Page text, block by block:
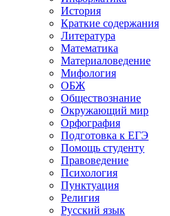
История
Краткие содержания
Литература
Математика
Материаловедение
Мифология
ОБЖ
Обществознание
Окружающий мир
Орфография
Подготовка к ЕГЭ
Помощь студенту
Правоведение
Психология
Пунктуация
Религия
Русский язык